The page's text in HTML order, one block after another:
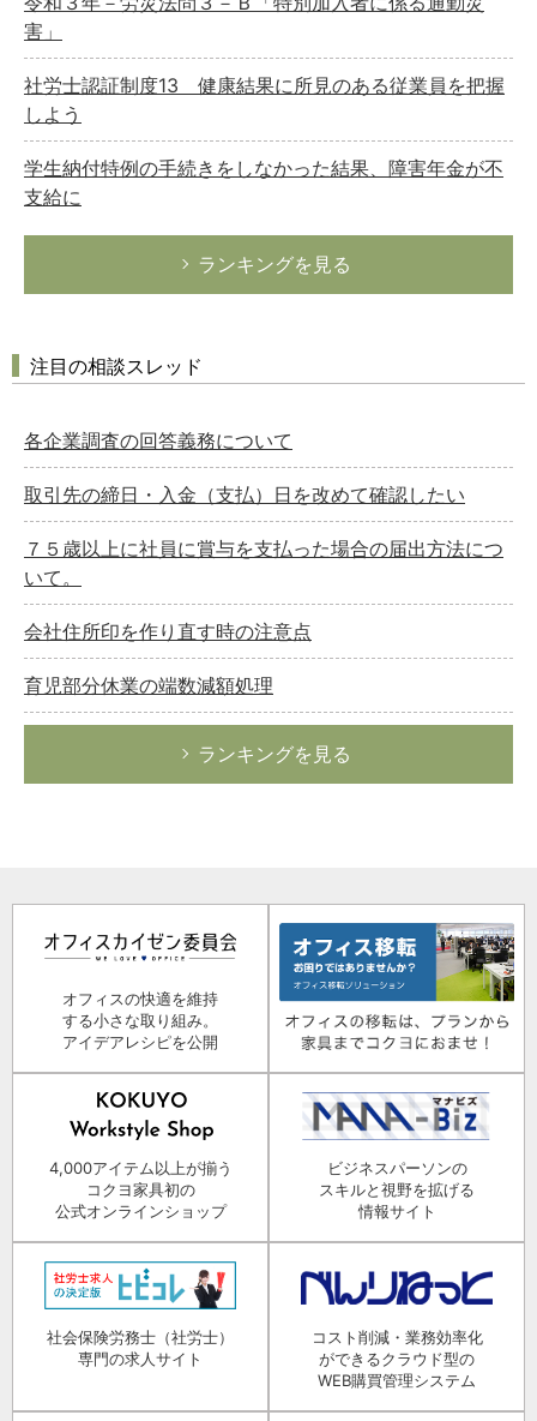
害」
社労士認証制度13 健康結果に所見のある従業員を把握
しよう
学生納付特例の手続きをしなかった結果、障害年金が不
支給に
ランキングを見る
注目の相談スレッド
各企業調査の回答義務について
取引先の締日・入金（支払）日を改めて確認したい
７５歳以上に社員に賞与を支払った場合の届出方法につ
いて。
会社住所印を作り直す時の注意点
育児部分休業の端数減額処理
ランキングを見る
オフィスの快適を維持
する小さな取り組み。
アイデアレシピを公開
4,000アイテム以上が揃う
コクヨ家具初の
公式オンラインショップ
ビジネスパーソンの
スキルと視野を拡げる
情報サイト
社会保険労務士（社労士）
専門の求人サイト
コスト削減・業務効率化
ができるクラウド型の
WEB購買管理システム